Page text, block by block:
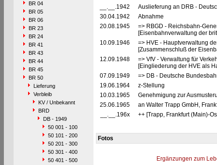
BR 04
BR 05
BR 06
BR 23
BR 24
BR 41
BR 43
BR 44
BR 45
BR 50
Lieferung
Verbleib
KV / Unbekannt
BRD
DB - 1949
50 001 - 100
50 101 - 200
50 201 - 300
50 301 - 400
50 401 - 500
__.__.1942
Auslieferung an DRB -
30.04.1942
Abnahme
20.08.1945
=> RBGD - Reichsbahn-
[Eisenbahnverwaltung der
10.09.1946
=> HVE - Hauptverwaltung
[Zusammenschluß der
12.09.1948
=> VfV - Verwaltung für
[Eingliederung der HVE als
07.09.1949
=> DB - Deutsche
19.06.1964
z-Stellung
10.03.1965
Genehmigung zur
25.06.1965
an Walter Trapp GmbH,
__.__.196x
++ [Trapp, Frankfurt (Main)-
Fotos
Ergänzungen zum